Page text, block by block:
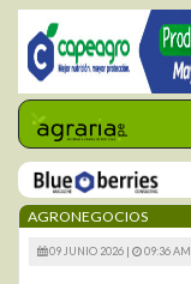
AGRONEGOCIOS
09 JUNIO 2026 | 09:36 AM